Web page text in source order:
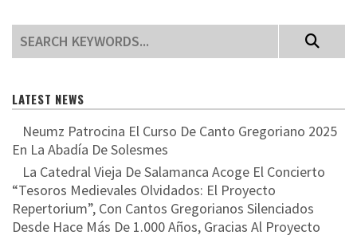
LATEST NEWS
Neumz Patrocina El Curso De Canto Gregoriano 2025
En La Abadía De Solesmes
La Catedral Vieja De Salamanca Acoge El Concierto
“Tesoros Medievales Olvidados: El Proyecto
Repertorium”, Con Cantos Gregorianos Silenciados
Desde Hace Más De 1.000 Años, Gracias Al Proyecto